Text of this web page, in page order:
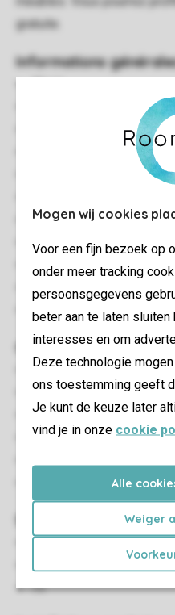
Mogen wij cookies
Voor een fijn bezoek op
onder meer tracking
persoonsgegevens
beter aan te laten
interesses en om
Deze technologie
ons toestemming geeft
Je kunt de keuze later
vind je in onze cookie
Alle
Weiger
gratuite.
Informations
Au moins 3 chambres
Convient pour 6 personnes
Interdiction de fumer
Animaux admis
Etiquette énergétique: A
Chambre(s) à coucher
Nombre de chambres: 3
Chambres au RDC: 1
Chambres à l'étage: 2
De lits simples: 6
TV dans une chambre à
Salon/salle à manger
Coin salon
Tv